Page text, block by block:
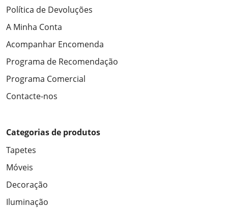
Política de Devoluções
A Minha Conta
Acompanhar Encomenda
Programa de Recomendação
Programa Comercial
Contacte-nos
Categorias de produtos
Tapetes
Móveis
Decoração
Iluminação